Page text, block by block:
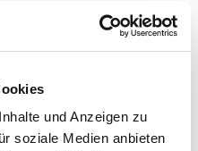
und Anzeigen zu
soziale Medien anbieten
KÖNNTEN